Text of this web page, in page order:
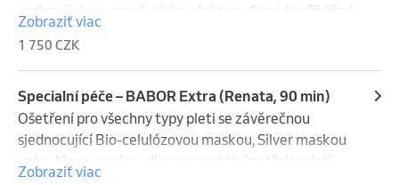
omlazujícím a zpevňujícím efektem. Cena je přibližná
a odvíjí se od počtu a druhu aplikovaných ampulí
Zobraziť viac
1 750 CZK
Specialní péče – BABOR Extra (Renata, 90 min)
Ošetření pro všechny typy pleti se závěrečnou
sjednocující Bio-celulózovou maskou, Silver maskou
nebo Algae maskou dle momentální potřeby pleti
Zobraziť viac